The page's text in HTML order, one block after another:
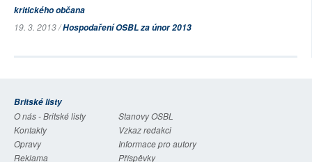
kritického občana
19. 3. 2013 /Hospodaření OSBL za únor 2013
Britské listy
O nás - Britské listy
Stanovy OSBL
Kontakty
Vzkaz redakci
Opravy
Informace pro autory
Reklama
Příspěvky